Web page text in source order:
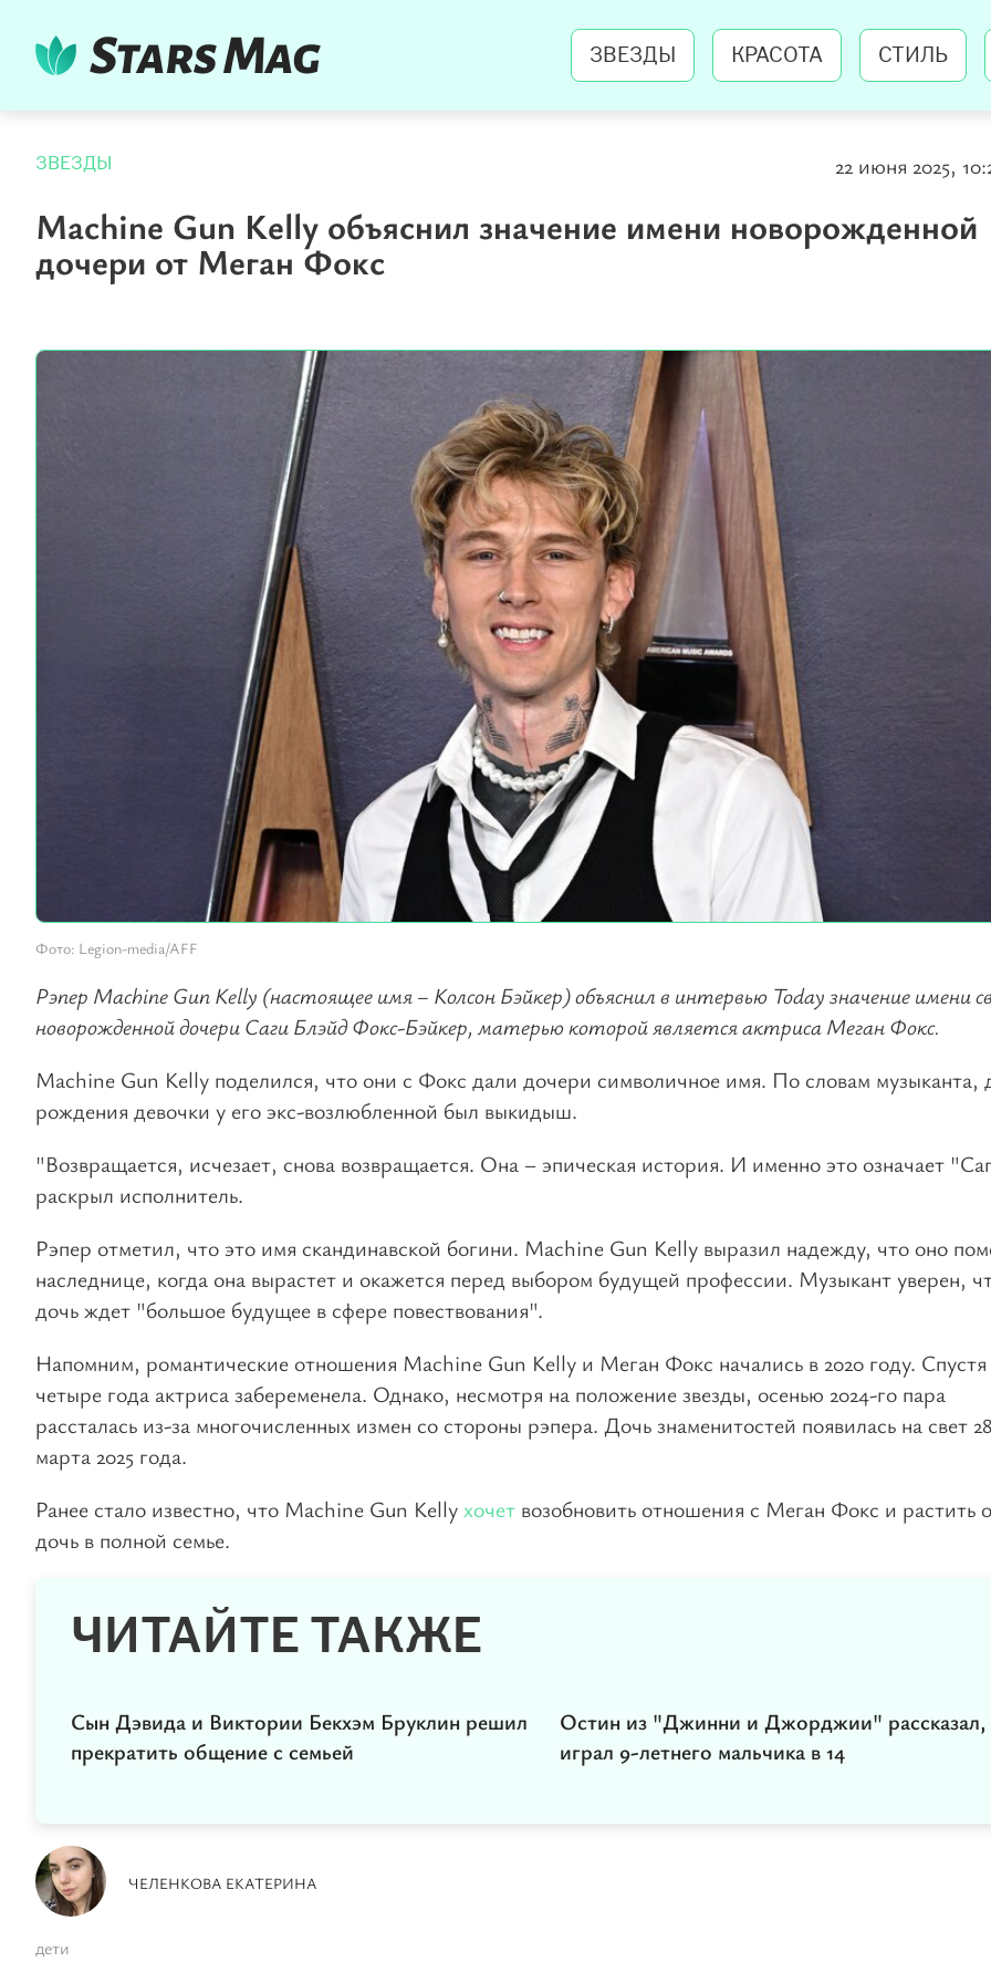
ЗВЕЗДЫ КРАСОТА СТИЛЬ
ЗВЕЗДЫ 22 июня 2025,
Machine Gun Kelly объяснил значение имени новорожденной
дочери от Меган Фокс
Фото: Legion-media/AFF
Рэпер Machine Gun Kelly (настоящее имя – Колсон Бэйкер) объяснил в интервью Today значение имени
новорожденной дочери Саги Блэйд Фокс-Бэйкер, матерью которой является актриса Меган Фокс.
Machine Gun Kelly поделился, что они с Фокс дали дочери символичное имя. По словам музыканта,
рождения девочки у его экс-возлюбленной был выкидыш.
"Возвращается, исчезает, снова возвращается. Она – эпическая история. И именно это означает
раскрыл исполнитель.
Рэпер отметил, что это имя скандинавской богини. Machine Gun Kelly выразил надежду, что оно
наследнице, когда она вырастет и окажется перед выбором будущей профессии. Музыкант уверен,
дочь ждет "большое будущее в сфере повествования".
Напомним, романтические отношения Machine Gun Kelly и Меган Фокс начались в 2020 году. Спустя
четыре года актриса забеременела. Однако, несмотря на положение звезды, осенью 2024-го пара
рассталась из-за многочисленных измен со стороны рэпера. Дочь знаменитостей появилась на свет 28
марта 2025 года.
Ранее стало известно, что Machine Gun Kellyхочет возобновить отношения с Меган Фокс и растить
дочь в полной семье.
ЧИТАЙТЕ ТАКЖЕ
Сын Дэвида и Виктории Бекхэм Бруклин решил
прекратить общение с семьей
Остин из "Джинни и Джорджии" рассказал,
играл 9-летнего мальчика в 14
ЧЕЛЕНКОВА ЕКАТЕРИНА
дети